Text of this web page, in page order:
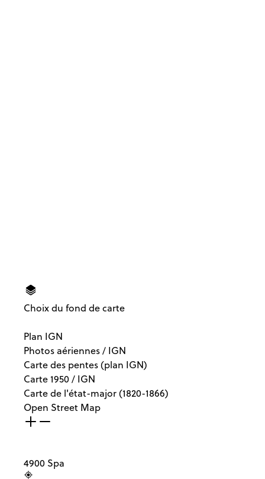
Choix du fond de carte
Plan IGN
Photos aériennes / IGN
Carte des pentes (plan IGN)
Carte 1950 / IGN
Carte de l'état-major (1820-1866)
Open Street Map
4900 Spa